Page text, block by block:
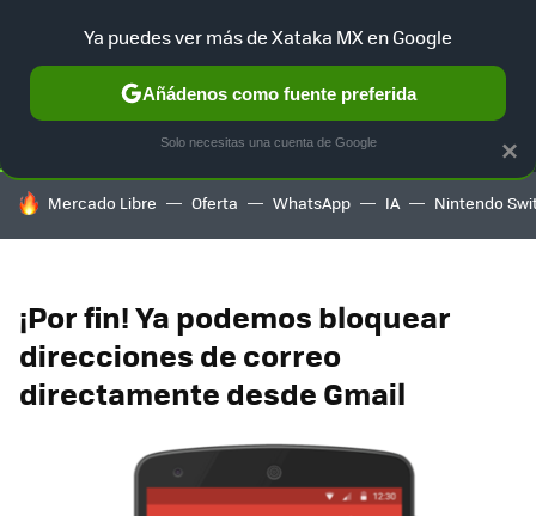
SELECCIÓN GAMING HOME AUTO TERRITORIO
HOY SE HABLA DE
Mercado Libre Oferta WhatsApp IA Nintendo
¡Por fin! Ya podemos bloquear
direcciones de correo
directamente desde Gmail
×
Ya puedes ver más de Xataka MX en Google
Añádenos como fuente preferida
Solo necesitas una cuenta de Google